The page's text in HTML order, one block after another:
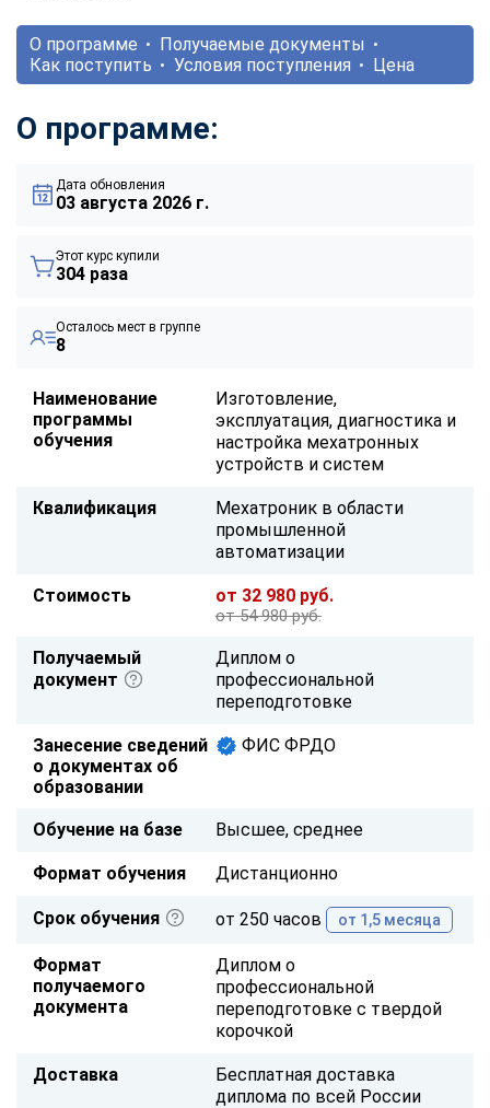
О программе
Получаемые документы
Как поступить
Условия поступления Цена
О программе:
Дата обновления
03 августа 2026 г.
Этот курс купили
304 раза
Осталось мест в группе
8
Наименование
программы
обучения
Изготовление,
эксплуатация, диагностика и
настройка мехатронных
устройств и систем
Квалификация
Мехатроник в области
промышленной
автоматизации
Стоимость от 32 980 руб.
от 54 980 руб.
Получаемый
документ
Диплом о
профессиональной
переподготовке
Занесение сведений
о документах об
образовании
ФИС ФРДО
Обучение на базе Высшее, среднее
Формат обучения Дистанционно
Срок обучения от 250 часов от 1,5 месяца
Формат
получаемого
документа
Диплом о
профессиональной
переподготовке с твердой
корочкой
Доставка
Бесплатная доставка
диплома по всей России